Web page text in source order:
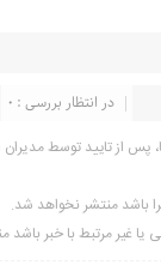
در انتظار بررسی : 0
پس از تایید توسط
باشد منتشر نخواهد شد.
یا غیر مرتبط با خبر